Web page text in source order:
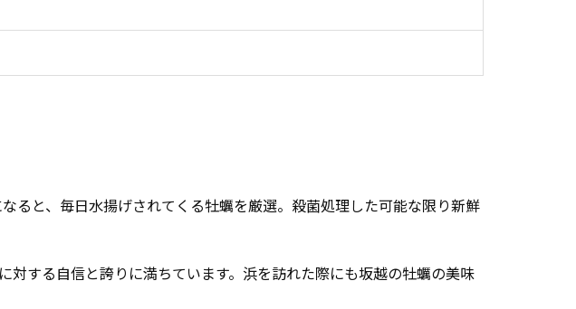
ると、毎日水揚げされてくる牡蠣を厳選。殺菌処理した可能な限り新鮮
する自信と誇りに満ちています。浜を訪れた際にも坂越の牡蠣の美味